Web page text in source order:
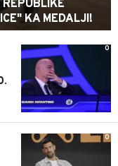
KA MEDALJI!
0
0